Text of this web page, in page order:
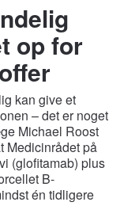
op for
kan give et
– det er noget
Michael Roost
Medicinrådet på
(glofitamab) plus
B-
én tidligere